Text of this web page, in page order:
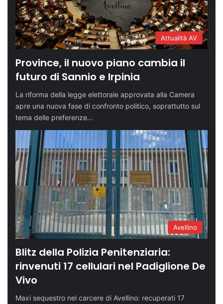
Attualità AV
Province, il nuovo piano cambia il
futuro di Sannio e Irpinia
La riforma della legge elettorale approvata alla Camera
apre una nuova fase di confronto politico, soprattutto sul
tema delle preferenze…
Avellino
Blitz della Polizia Penitenziaria:
rinvenuti 17 cellulari nel Padiglione De
Vivo
Maxi sequestro nel carcere di Avellino: recuperati 17